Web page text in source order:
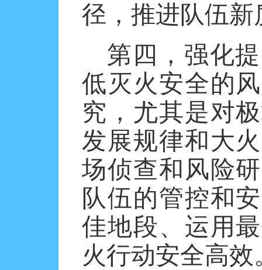
径，推进队伍
第四，强化
低灭火安全的
究，尤其是对
发展规律和大
场侦查和风险
队伍的管控和
佳地段、运用
火行动安全高效